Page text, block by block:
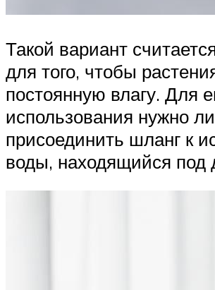
Такой вариант
для того, чтобы
постоянную влагу. Для
использования нужно
присоединить шланг к
воды, находящийся под